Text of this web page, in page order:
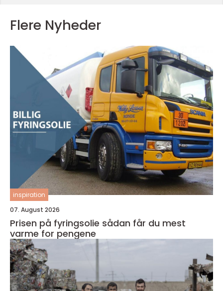
Flere Nyheder
inspiration
07. August 2026
Prisen på fyringsolie sådan får du mest
varme for pengene